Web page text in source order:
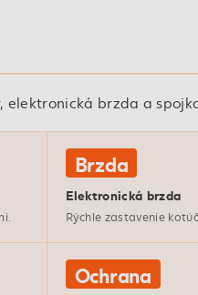
brzda a
Brzda
Elektronická brzda
Rýchle zastavenie
Ochrana